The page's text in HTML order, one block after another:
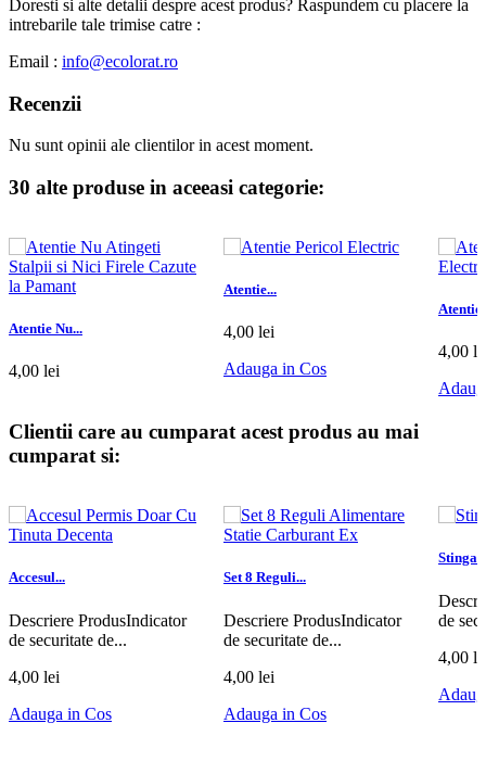
Doresti si alte detalii despre acest produs? Raspundem cu placere la
intrebarile tale trimise catre :
Email : info@ecolorat.ro
Recenzii
Nu sunt opinii ale clientilor in acest moment.
30 alte produse in aceeasi categorie:
Atentie Nu...
4,00 lei
Atentie...
4,00 lei
Adauga in Cos
4,00
Clientii care au cumparat acest produs au mai
cumparat si:
Accesul...
Descriere ProdusIndicator
de securitate de...
4,00 lei
Adauga in Cos
Set 8 Reguli...
Descriere ProdusIndicator
de securitate de...
4,00 lei
Adauga in Cos
de
4,00